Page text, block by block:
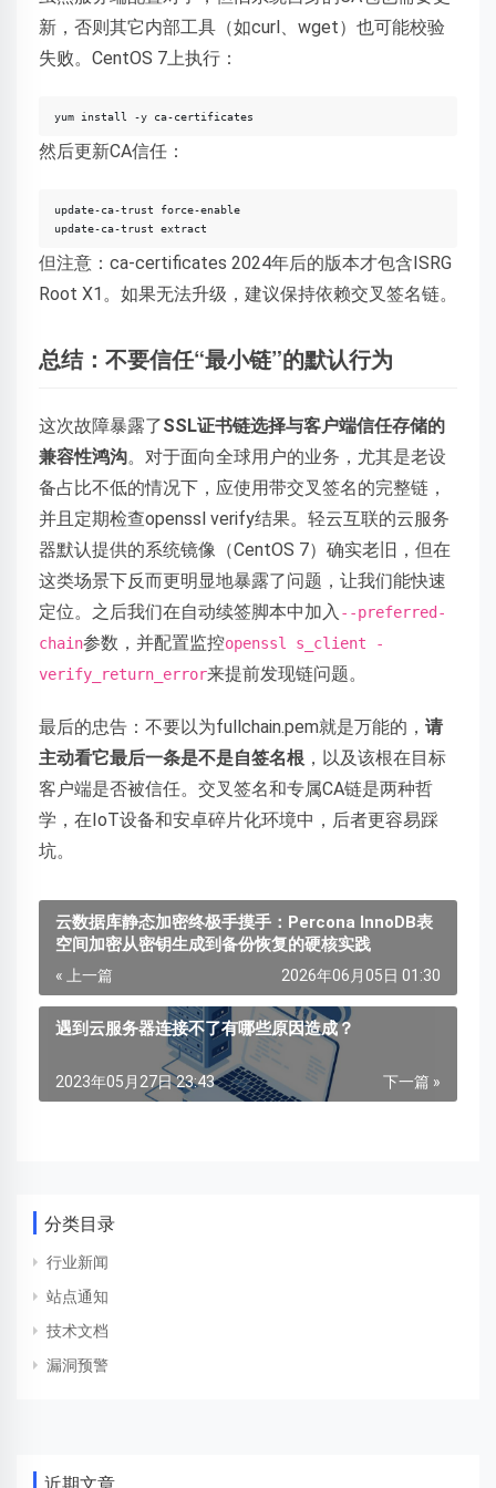
新，否则其它内部工具（如curl、wget）也可能校验
失败。CentOS 7上执行：
yum install -y ca-certificates
然后更新CA信任：
update-ca-trust force-enable
update-ca-trust extract
但注意：ca-certificates 2024年后的版本才包含ISRG
Root X1。如果无法升级，建议保持依赖交叉签名链。
总结：不要信任“最小链”的默认行为
这次故障暴露了SSL证书链选择与客户端信任存储的
兼容性鸿沟。对于面向全球用户的业务，尤其是老设
备占比不低的情况下，应使用带交叉签名的完整链，
并且定期检查openssl verify结果。轻云互联的云服务
器默认提供的系统镜像（CentOS 7）确实老旧，但在
这类场景下反而更明显地暴露了问题，让我们能快速
定位。之后我们在自动续签脚本中加入 --preferred-
chain参数，并配置监控openssl s_client -
verify_return_error来提前发现链问题。
最后的忠告：不要以为fullchain.pem就是万能的， 请
主动看它最后一条是不是自签名根 ，以及该根在目标
客户端是否被信任。交叉签名和专属CA链是两种哲
学，在IoT设备和安卓碎片化环境中，后者更容易踩
坑。
云数据库静态加密终极手摸手：Percona InnoDB表
空间加密从密钥生成到备份恢复的硬核实践
« 上一篇 2026年06月05日 01:30
遇到云服务器连接不了有哪些原因造成？
下一篇 »
2023年05月27日 23:43
分类目录
行业新闻
站点通知
技术文档
漏洞预警